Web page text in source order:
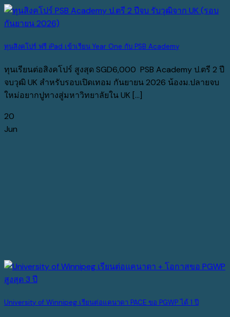
ทุนสิงคโปร์ ฟรี iPad เข้าเรียน Year One กับ PSB Academy
ทุนเรียนต่อสิงคโปร์ สูงสุด SGD6,000 PSB Academy ป.ตรี 2 ปี
จบวุฒิ UK สำหรับรอบเปิดเทอม กันยายน 2026 น้องม.ปลายจบ
ใหม่อยากปูทางสู่มหาวิทยาลัยใน UK [...]
20
Jun
University of Winnipeg เรียนต่อแคนาดา PACE ขอ PGWP ได้ 1 ปี